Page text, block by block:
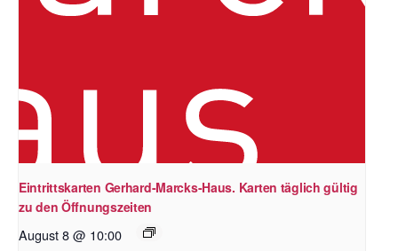
Eintrittskarten Gerhard-Marcks-Haus. Karten täglich gültig
zu den Öffnungszeiten
August 8 @ 10:00